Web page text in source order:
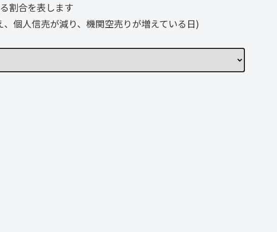
割合を表します
個人信売が減り、機関空売りが増えている日)